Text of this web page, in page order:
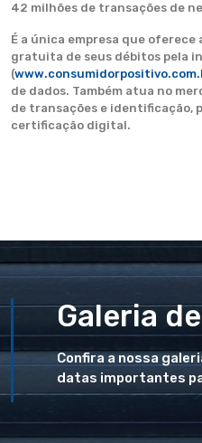
42 milhões de transações de
É a única empresa que
gratuita de seus débitos pela
(
de dados. Também atua no
de transações e identificação,
certificação digital.
Galeria
Confira a nossa
datas importantes